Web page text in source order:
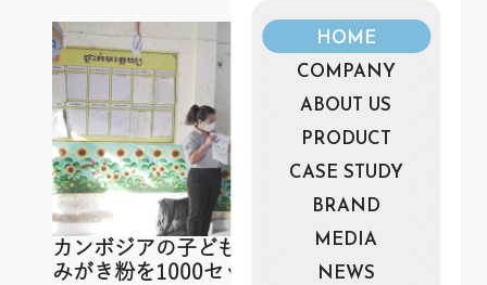
HOME
COMPANY
ABOUT US
PRODUCT
CASE STUDY
BRAND
MEDIA
NEWS
カンボジアの子どもたちに歯ブラシと歯
みがき粉を1000セット寄贈しました